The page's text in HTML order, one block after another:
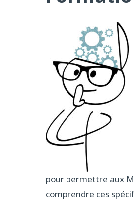
pour permettre aux
comprendre ces